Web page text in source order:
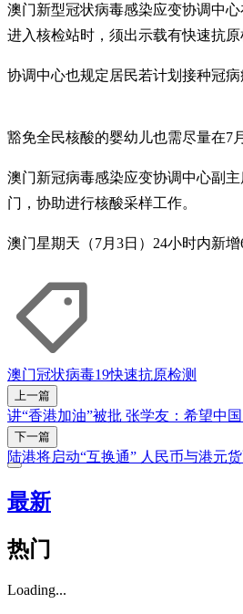
澳门新型冠状病毒感染应变协调中
进入核检站时，须出示载有快速抗
协调中心也规定居民若计划接种冠
豁免全民核酸的婴幼儿也需尽量在7
澳门新冠病毒感染应变协调中心副
门，协助进行核酸采样工作。
澳门星期天（7月3日）24小时内新
澳门冠状病毒19快速抗原检测
上一篇
讲“香港加油”被批 张学友：希望中
下一篇
陆港将启动“互换通” 人民币与港元
最新
热门
Loading...